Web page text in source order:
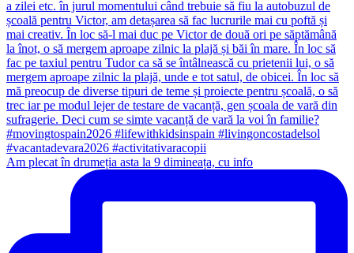
Am plecat în drumeția asta la 9 dimineața, cu info